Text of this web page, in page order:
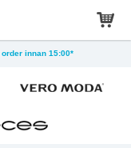
innan 15:00*